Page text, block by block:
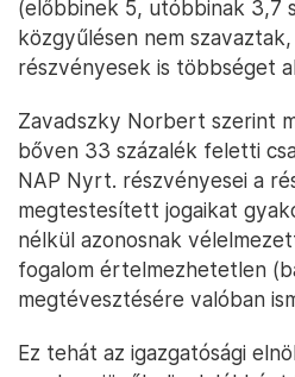
(előbbinek 5, utóbbinak 3,7
közgyűlésen nem
részvényesek is többséget
Zavadszky Norbert szerint
bőven 33 százalék feletti
NAP Nyrt. részvényesei a
megtestesített jogaikat
nélkül azonosnak
fogalom értelmezhetetlen
megtévesztésére valóban
Ez tehát az igazgatósági